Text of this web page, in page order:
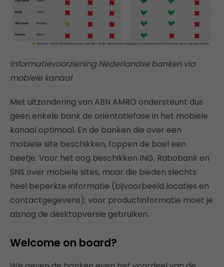
Informatievoorziening Nederlandse banken via
mobiele kanaal
Met uitzondering van ABN AMRO ondersteunt dus
geen enkele bank de oriëntatiefase in het mobiele
kanaal optimaal. En de banken die over een
mobiele site beschikken, foppen de boel een
beetje. Voor het oog beschikken ING, Rabobank en
SNS over mobiele sites, maar die bieden slechts
heel beperkte informatie (bijvoorbeeld locaties en
contactgegevens); voor productinformatie moet je
alsnog de desktopversie gebruiken.
Welcome on board?